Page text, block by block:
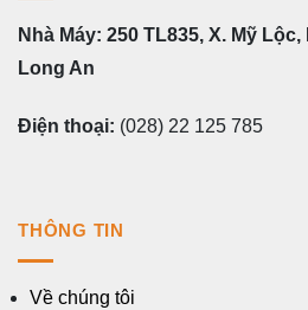
Nhà Máy: 250 TL835, X. Mỹ
Long An
Điện thoại: (028) 22 125 785
THÔNG TIN
Về chúng tôi